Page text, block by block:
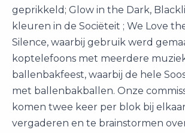
geprikkeld; Glow in the Dark,
kleuren in de Sociëteit ; We Love the
Silence, waarbij gebruik werd
koptelefoons met meerdere
ballenbakfeest, waarbij de hele
met ballenbakballen. Onze
komen twee keer per blok bij
vergaderen en te brainstormen